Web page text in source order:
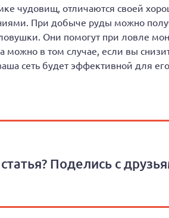
чудовищ, отличаются своей
При добыче руды можно
Они помогут при ловле
можно в том случае, если вы
сеть будет эффективной для
Поделись с